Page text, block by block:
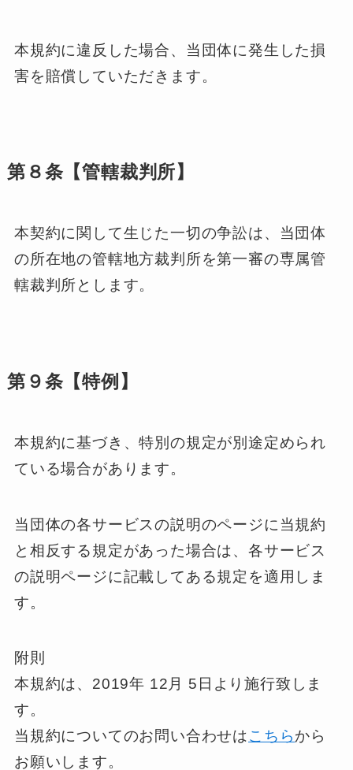
本規約に違反した場合、当団体に発生した損
害を賠償していただきます。
第８条【管轄裁判所】
本契約に関して生じた一切の争訟は、当団体
の所在地の管轄地方裁判所を第一審の専属管
轄裁判所とします。
第９条【特例】
本規約に基づき、特別の規定が別途定められ
ている場合があります。
当団体の各サービスの説明のページに当規約
と相反する規定があった場合は、各サービス
の説明ページに記載してある規定を適用しま
す。
附則
本規約は、2019年 12月 5日より施行致しま
す。
当規約についてのお問い合わせはこちらから
お願いします。